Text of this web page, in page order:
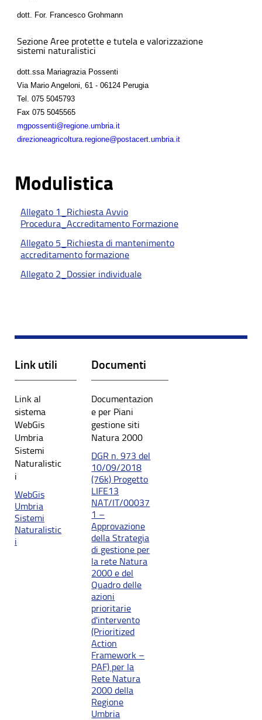
dott. For. Francesco Grohmann
Sezione Aree protette e tutela e valorizzazione
sistemi naturalistici
dott.ssa Mariagrazia Possenti
Via Mario Angeloni, 61 - 06124 Perugia
Tel. 075 5045793
Fax 075 5045565
mgpossenti@regione.umbria.it
direzioneagricoltura.regione@postacert.umbria.it
Modulistica
Allegato 1_Richiesta Avvio
Procedura_Accreditamento Formazione
Allegato 5_Richiesta di mantenimento
accreditamento formazione
Allegato 2_Dossier individuale
Link utili
Link al
sistema
WebGis
Umbria
Sistemi
Naturalistic
i
WebGis
Umbria
Sistemi
Naturalistic
i
Documenti
Documentazion
e per Piani
gestione siti
Natura 2000
DGR n. 973 del
10/09/2018
(76k) Progetto
LIFE13
NAT/IT/00037
1 –
Approvazione
della Strategia
di gestione per
la rete Natura
2000 e del
Quadro delle
azioni
prioritarie
d'intervento
(Prioritized
Action
Framework –
PAF) per la
Rete Natura
2000 della
Regione
Umbria